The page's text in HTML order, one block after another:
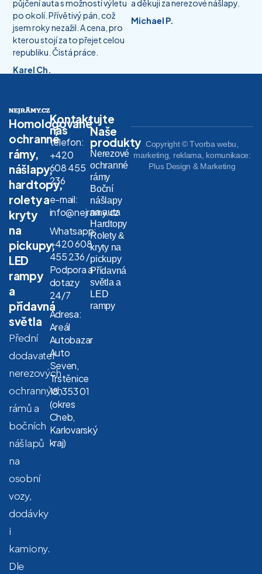
půjčení auta s možností výletu
po okolí. Přívětivý pán, což
jsem roky nezažil. A cena, pro
kterou stojí za to přejet celou
republiku. Čistá práce.
Karel Ch.
a děkuji za nerezové nášlapy.
Michael P.
Homologované
ochranné
rámy,
nášlapy,
hardtopy,
rolety a
kryty
na
pickupy,
LED
rampy
a
přídavná
světla
Přední
dodavatel
nerezových
ochranných
rámů a
bočních
nášlapů
na
osobní
vozy,
dodávky
i
kamiony.
Dle
Kontaktujte
nás
telefon:
+420
608 455
236
e-mail:
info@nejramy.cz
Whatsapp:
+420 608
455 236 /
Podpora a
dotazy
24/7
Adresa:
Areál
Autobazar
Auto
Seven,
Trstěnice
18, 353 01
(okres
Cheb,
Karlovarský
kraj)
Naše
produkty
Nerezové
ochranné
rámy
Boční
nášlapy
na auta
Hardtopy
Rolety &
kryty na
pickupy
Přídavná
světla a
LED
rampy
Copyright © Tvorba webu,
marketing, reklama, komunikace:
Plus Design & Marketing